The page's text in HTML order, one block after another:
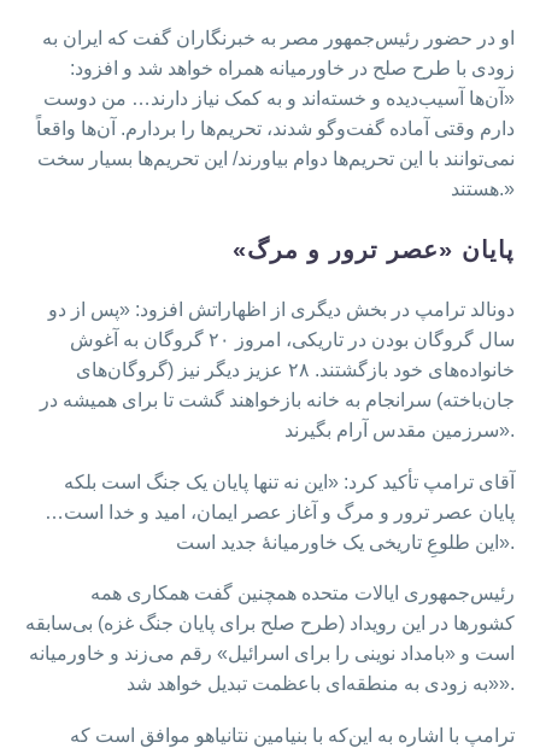
او در حضور رئیس‌جمهور مصر به خبرنگاران گفت که ایران به
زودی با طرح صلح در خاورمیانه همراه خواهد شد و افزود:
«آن‌ها آسیب‌دیده و خسته‌اند و به کمک نیاز دارند… من دوست
دارم وقتی آماده گفت‌وگو شدند، تحریم‌ها را بردارم. آن‌ها واقعاً
نمی‌توانند با این تحریم‌ها دوام بیاورند/ این تحریم‌ها بسیار سخت
هستند.»
پایان «عصر ترور و مرگ»
دونالد ترامپ در بخش دیگری از اظهاراتش افزود: «پس از دو
سال گروگان بودن در تاریکی، امروز ۲۰ گروگان به آغوش
خانواده‌های خود بازگشتند. ۲۸ عزیز دیگر نیز (گروگان‌های
جان‌باخته) سرانجام به خانه بازخواهند گشت تا برای همیشه در
سرزمین مقدس آرام بگیرند».
آقای ترامپ تأکید کرد: «این نه تنها پایان یک جنگ است بلکه
پایان عصر ترور و مرگ و آغاز عصر ایمان، امید و خدا است…
این طلوعِ تاریخی یک خاورمیانهٔ جدید است».
رئیس‌جمهوری ایالات متحده همچنین گفت همکاری همه
کشورها در این رویداد (طرح صلح برای پایان جنگ غزه) بی‌سابقه
است و «بامداد نوینی را برای اسرائیل» رقم می‌زند و خاورمیانه
«به زودی به منطقه‌ای باعظمت تبدیل خواهد شد».
ترامپ با اشاره به این‌که با بنیامین نتانیاهو موافق است که